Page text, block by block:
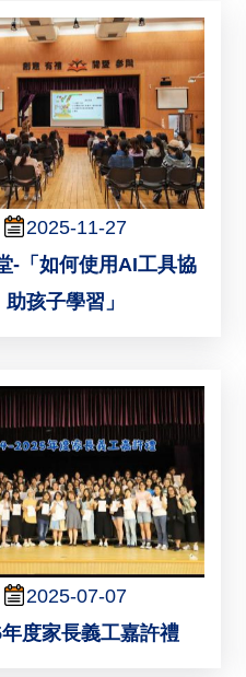
2025-11-27
-「如何使用AI工具協
助孩子學習」
2025-07-07
度家長義工嘉許禮